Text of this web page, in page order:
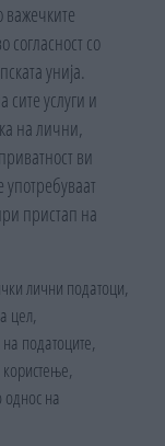
важечките
со
унија.
сите услуги и
на лични,
ви
пристап на
лични податоци,
цел,
податоците,
на